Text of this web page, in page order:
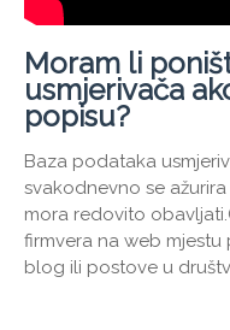
Moram li
usmjerivača
popisu?
Baza podataka
svakodnevno se
mora redovito
firmvera na web
blog ili postove u